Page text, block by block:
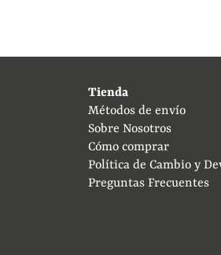
Tienda
Métodos de envío
Sobre Nosotros
Cómo comprar
Política de Cambio y
Preguntas Frecuentes